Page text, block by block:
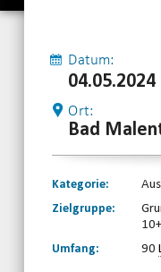
Datum:
04.05.2024
Ort:
Bad
Kategorie:
Zielgruppe:
Umfang:
90